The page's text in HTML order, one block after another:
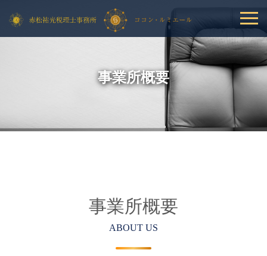
事業所概要
事業所概要
ABOUT US